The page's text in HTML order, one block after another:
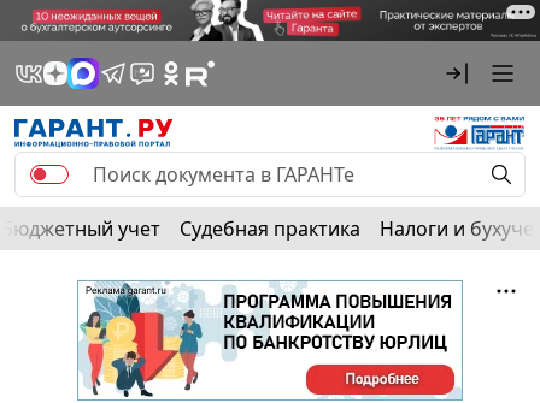
Бюджетный учет Судебная практика Налоги и